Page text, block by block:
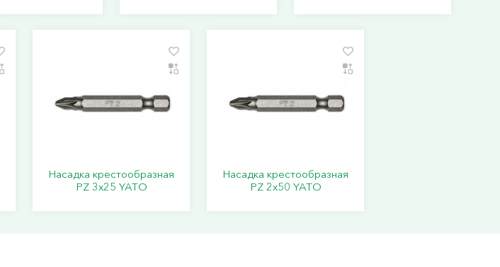
Насадка крестообразная
PZ 3х25 YATO
Насадка крестообразная
PZ 2х50 YATO